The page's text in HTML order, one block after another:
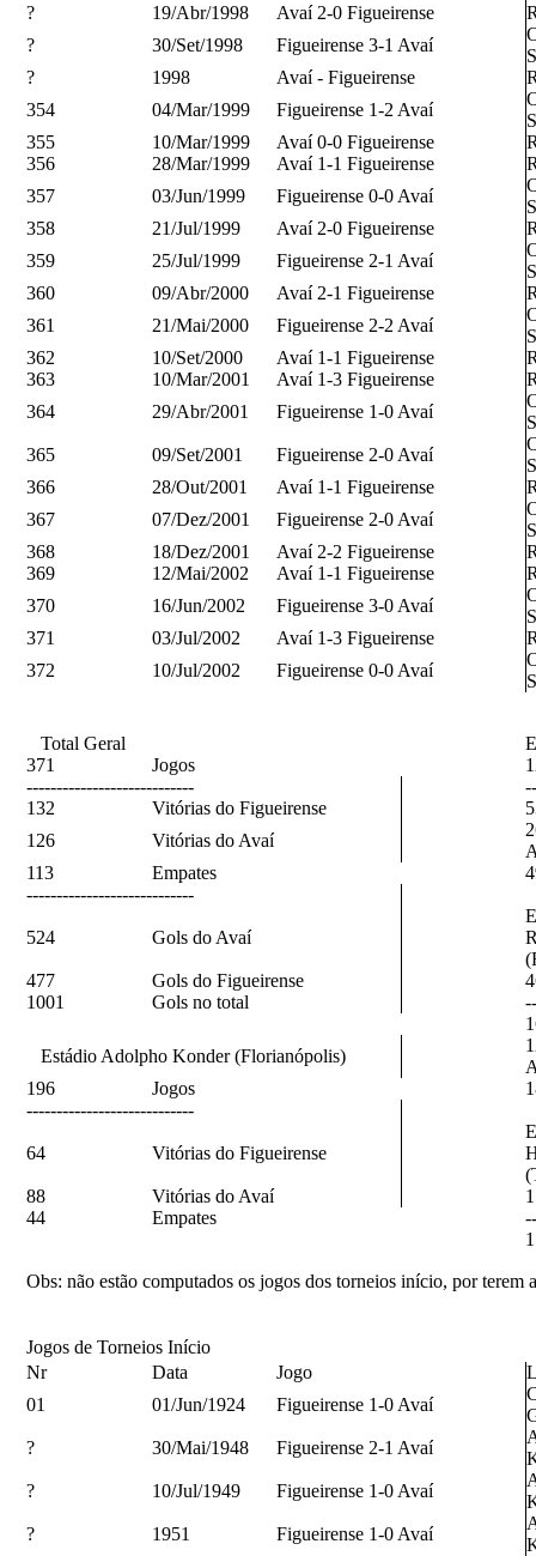
?
19/Abr/1998 Avaí 2-0 Figueirense
?
30/Set/1998 Figueirense 3-1 Avaí
?
1998 Avaí - Figueirense
354
04/Mar/1999 Figueirense 1-2 Avaí
355
10/Mar/1999 Avaí 0-0 Figueirense
356
28/Mar/1999 Avaí 1-1 Figueirense
357
03/Jun/1999 Figueirense 0-0 Avaí
358
21/Jul/1999 Avaí 2-0 Figueirense
359
25/Jul/1999 Figueirense 2-1 Avaí
360
09/Abr/2000 Avaí 2-1 Figueirense
361
21/Mai/2000 Figueirense 2-2 Avaí
362
10/Set/2000 Avaí 1-1 Figueirense
363
10/Mar/2001 Avaí 1-3 Figueirense
364
29/Abr/2001 Figueirense 1-0 Avaí
365
09/Set/2001 Figueirense 2-0 Avaí
366
28/Out/2001 Avaí 1-1 Figueirense
367
07/Dez/2001 Figueirense 2-0 Avaí
368
18/Dez/2001 Avaí 2-2 Figueirense
369
12/Mai/2002 Avaí 1-1 Figueirense
370
16/Jun/2002 Figueirense 3-0 Avaí
371
03/Jul/2002 Avaí 1-3 Figueirense
372
10/Jul/2002 Figueirense 0-0 Avaí
Total Geral
371
Jogos
----------------------------
132
Vitórias do Figueirense
126
Vitórias do Avaí
113
Empates
----------------------------
524 Gols do Avaí
477
Gols do Figueirense
1001
Gols no total
Estádio Adolpho Konder (Florianópolis)
196
Jogos
----------------------------
64 Vitórias do Figueirense
88
Vitórias do Avaí
44
Empates
Obs: não estão computados os jogos dos torneios início, por terem
Jogos de Torneios Início
Nr
Data Jogo
01
01/Jun/1924 Figueirense 1-0 Avaí
?
30/Mai/1948 Figueirense 2-1 Avaí
?
10/Jul/1949 Figueirense 1-0 Avaí
?
1951 Figueirense 1-0 Avaí